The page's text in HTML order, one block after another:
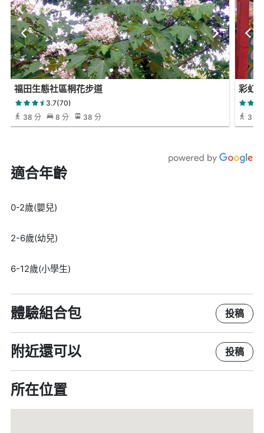
福田生態社區桐花步道
3.7(70)
38 分
8 分 38 分
彩虹
3 小
適合年齡
0-2歲(嬰兒)
2-6歲(幼兒)
6-12歲(小學生)
體驗組合包 投稿
附近還可以 投稿
所在位置